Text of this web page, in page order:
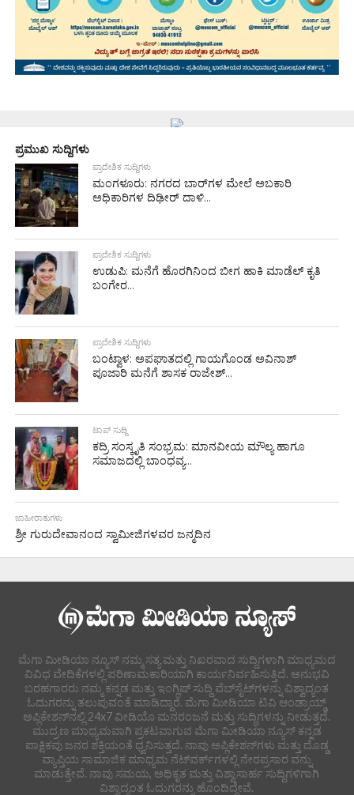
ಪ್ರಮುಖ ಸುದ್ದಿಗಳು
ಪ್ರಾದೇಶಿಕ ಸುದ್ದಿಗಳು
ಮಂಗಳೂರು: ನಗರದ ಬಾರ್‌ಗಳ ಮೇಲೆ ಅಬಕಾರಿ
ಅಧಿಕಾರಿಗಳ ದಿಢೀರ್ ದಾಳಿ...
ಪ್ರಾದೇಶಿಕ ಸುದ್ದಿಗಳು
ಉಡುಪಿ: ಮನೆಗೆ ಹೊರಗಿನಿಂದ ಬೀಗ ಹಾಕಿ ಮಾಡೆಲ್ ಕೃತಿ
ಬಂಗೇರ...
ಪ್ರಾದೇಶಿಕ ಸುದ್ದಿಗಳು
ಬಂಟ್ವಾಳ: ಅಪಘಾತದಲ್ಲಿ ಗಾಯಗೊಂಡ ಅವಿನಾಶ್
ಪೂಜಾರಿ ಮನೆಗೆ ಶಾಸಕ ರಾಜೇಶ್...
ಟಾಪ್ ಸುದ್ದಿ
ಕದ್ರಿ ಸಂಸ್ಕೃತಿ ಸಂಭ್ರಮ: ಮಾನವೀಯ ಮೌಲ್ಯ ಹಾಗೂ
ಸಮಾಜದಲ್ಲಿ ಬಾಂಧವ್ಯ...
ಜಾಹೀರಾತುಗಳು
ಶ್ರೀ ಗುರುದೇವಾನಂದ ಸ್ವಾಮೀಜಿಗಳವರ ಜನ್ಮದಿನ
ಮೆಗಾ ಮೀಡಿಯಾ ನ್ಯೂಸ್ ನಮ್ಮ ಸತ್ಯ ಮತ್ತು ನಿಖರವಾದ ಸುದ್ದಿಗಳಾಗಿ ಮಾಧ್ಯಮದ
ವಿವಿಧ ವೇದಿಕೆಗಳಲ್ಲಿ ಪರಿಣಾಮಕಾರಿಯಾಗಿ ಕಾರ್ಯನಿರ್ವಹಿಸುತ್ತಿದೆ. ಅನುಭವಿ
ಬರಹಗಾರರು ನಮ್ಮ ಕನ್ನಡ ಮತ್ತು ಇಂಗ್ಲಿಷ್ ಸುದ್ದಿ ವೆಬ್‌ಸೈಟ್‌ಗಳನ್ನು ವಿಶ್ವಾದ್ಯಂತ
ಓದುಗರನ್ನು ತಲುಪುವಂತೆ ಮಾಡಿದ್ದಾರೆ. ಮೆಗಾ ಮೀಡಿಯಾ ಟಿವಿ ಆಂಡ್ರಾಯ್ಡ್
ಅಪ್ಲಿಕೇಶನ್‌ನಲ್ಲಿ 24x7 ವೀಡಿಯೊ ಮನರಂಜನೆ ಮತ್ತು ಸುದ್ದಿಗಳನ್ನು ನೀಡುತ್ತದೆ.
ಮುದ್ರಣ ಮಾಧ್ಯಮವಾಗಿ ಪ್ರಕಟವಾಗುವ ಮೆಗಾ ಮೀಡಿಯಾ ನ್ಯೂಸ್ ಕನ್ನಡ
ಪಾಕ್ಷಿಕವು ಜನರ ಶಕ್ತಿಯಂತೆ ಧ್ವನಿಸುತ್ತದೆ. ನಾವು ಅಪ್ಲಿಕೇಶನ್‌ಗಳು ಮತ್ತು ದೊಡ್ಡ
ವ್ಯಾಪ್ತಿಯ ಸಾಮಾಜಿಕ ಮಾಧ್ಯಮ ನೆಟ್‌ವರ್ಕ್‌ಗಳಲ್ಲಿ ನೇರಪ್ರಸಾರ ವನ್ನು
ಮಾಡುತ್ತೇವೆ. ನಾವು ಸಮಯ, ಅಧಿಕೃತ ಮತ್ತು ವಿಶ್ವಾಸಾರ್ಹ ಸುದ್ದಿಗಳಿಗಾಗಿ
ವಿಶ್ವಾದ್ಯಂತ ಓದುಗರನ್ನು ಹೊಂದಿದ್ದೇವೆ.